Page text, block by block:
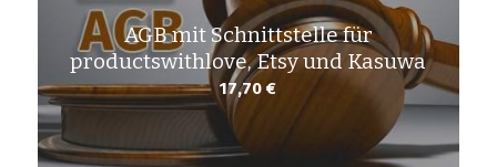
AGB mit Schnittstelle für
productswithlove, Etsy und Kasuwa
17,70€